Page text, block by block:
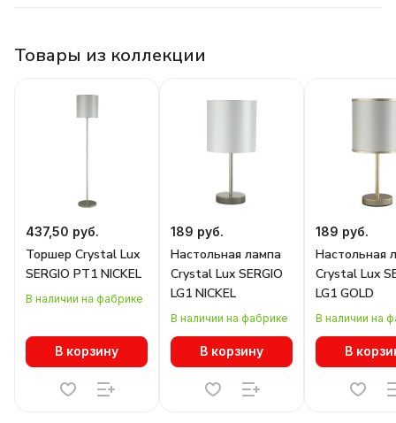
Товары из коллекции
437,50 руб.
Торшер Crystal Lux
SERGIO PT1 NICKEL
В наличии на фабрике
В корзину
189 руб.
Настольная лампа
Crystal Lux SERGIO
LG1 NICKEL
В наличии на фабрике
В корзину
189 руб.
Настольная
Crystal Lux
LG1 GOLD
В наличии на
В